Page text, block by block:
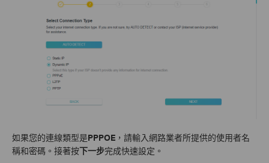
如果您的連線類型是PPPOE ，請輸入網路業者所提供的使用者名
稱和密碼。接著按下一步完成快速設定。